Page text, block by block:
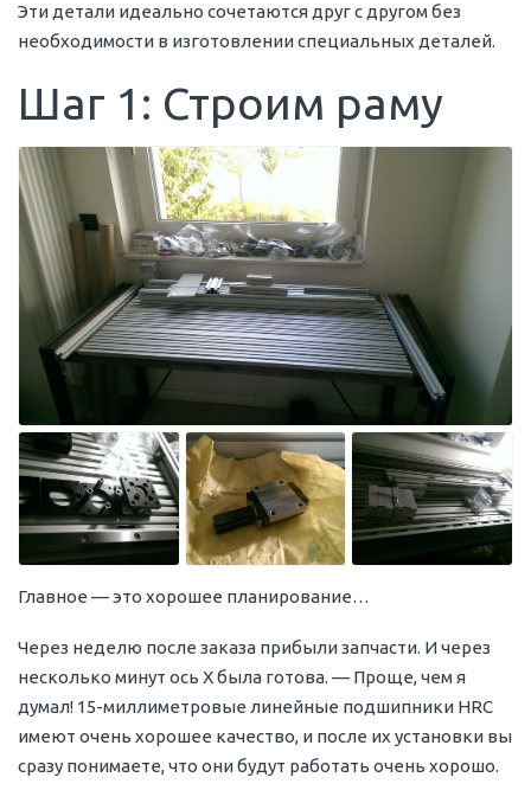
Эти детали идеально сочетаются друг с другом без
необходимости в изготовлении специальных деталей.
Шаг 1: Строим раму
Главное — это хорошее планирование…
Через неделю после заказа прибыли запчасти. И через
несколько минут ось Х была готова. — Проще, чем я
думал! 15-миллиметровые линейные подшипники HRC
имеют очень хорошее качество, и после их установки вы
сразу понимаете, что они будут работать очень хорошо.